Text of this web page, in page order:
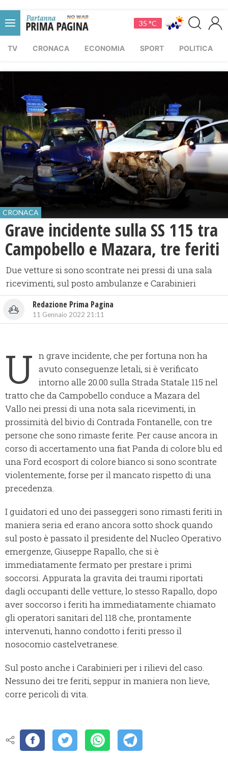
35 °C
TV CRONACA ECONOMIA SPORT POLITICA
CRONACA
Grave incidente sulla SS 115 tra
Campobello e Mazara, tre feriti
Due vetture si sono scontrate nei pressi di una sala
ricevimenti, sul posto ambulanze e Carabinieri
Redazione Prima Pagina
11 Gennaio 2022 21:11
U n grave incidente, che per fortuna non ha
avuto conseguenze letali, si è verificato
intorno alle 20.00 sulla Strada Statale 115 nel
tratto che da Campobello conduce a Mazara del
Vallo nei pressi di una nota sala ricevimenti, in
prossimità del bivio di Contrada Fontanelle, con tre
persone che sono rimaste ferite. Per cause ancora in
corso di accertamento una fiat Panda di colore blu ed
una Ford ecosport di colore bianco si sono scontrate
violentemente, forse per il mancato rispetto di una
precedenza.
I guidatori ed uno dei passeggeri sono rimasti feriti in
maniera seria ed erano ancora sotto shock quando
sul posto è passato il presidente del Nucleo Operativo
emergenze, Giuseppe Rapallo, che si è
immediatamente fermato per prestare i primi
soccorsi. Appurata la gravita dei traumi riportati
dagli occupanti delle vetture, lo stesso Rapallo, dopo
aver soccorso i feriti ha immediatamente chiamato
gli operatori sanitari del 118 che, prontamente
intervenuti, hanno condotto i feriti presso il
nosocomio castelvetranese.
Sul posto anche i Carabinieri per i rilievi del caso.
Nessuno dei tre feriti, seppur in maniera non lieve,
corre pericoli di vita.